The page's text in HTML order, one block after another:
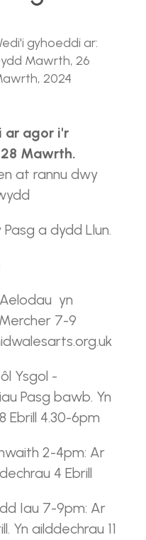
gyhoeddi ar:
Mawrth, 26
2024
ar agor i'r
Mawrth.
at rannu dwy
a dydd Llun.
yn
7-9
Ysgol -
Pasg bawb. Yn
Ebrill 4.30-6pm
2-4pm: Ar
4 Ebrill
Iau 7-9pm: Ar
Yn ailddechrau 11